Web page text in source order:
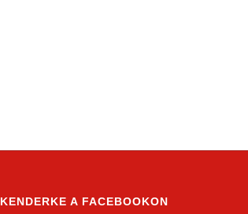
KENDERKE A FACEBOOKON